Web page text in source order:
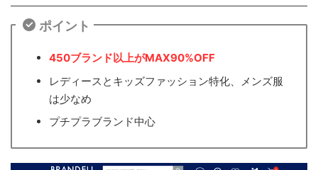
ポイント
450ブランド以上がMAX90%OFF
レディースとキッズファッション特化、メンズ服
は少なめ
プチプラブランド中心